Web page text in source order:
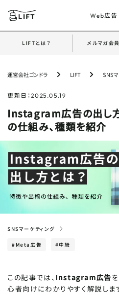
Web広告
LIFTとは？ メルマガ会
運営会社ゴンドラ LIFT SNS
更新日：2025.05.19
Instagram広告の出し
の仕組み、種類を紹介
SNSマーケティング
#Meta広告 #中級
この記事では、 Instagram広告
心者向けにわかりやすく解説しま
PICKUP おすすめ記事
【開発事例】採用
LLMO対策｜設計
紹介が生まれる営
術』の実践
【開発事例】マ
る」｜AI×モダン
POPULARITY
Windowsパソコ
ロコのビジネス